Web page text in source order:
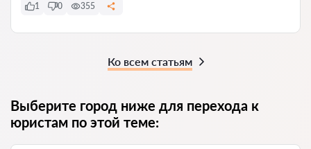
1 0 355
Ко всем статьям
Выберите город ниже для перехода к
юристам по этой теме: